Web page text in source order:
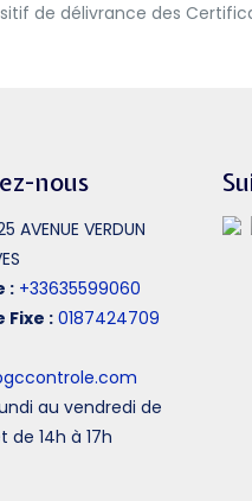
de délivrance des
nous
AVENUE VERDUN
: +33635599060
Fixe : 0187424709
au vendredi de
de 14h à 17h